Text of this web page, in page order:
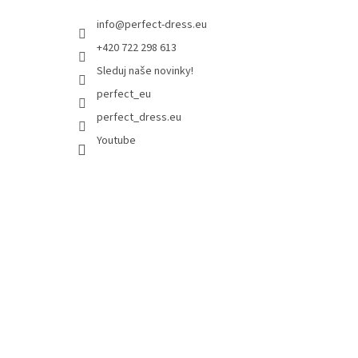
info@perfect-dress.eu
+420 722 298 613
Sleduj naše novinky!
perfect_eu
perfect_dress.eu
Youtube